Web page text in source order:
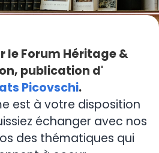
le Forum Héritage &
publication d'
Picovschi.
est à votre disposition
échanger avec nos
des thématiques qui